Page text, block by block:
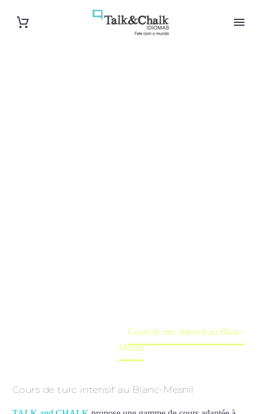
Cours de turc intensif au Blanc-
Mesnil
Cours de turc intensif au Blanc-Mesnil